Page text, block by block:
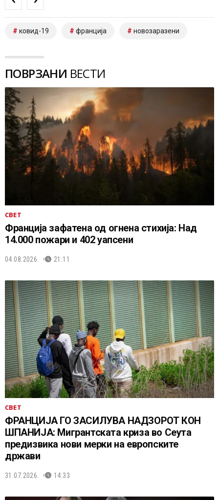
ковид-19 франција новозаразени
ПОВРЗАНИ ВЕСТИ
СВЕТ
Франција зафатена од огнена стихија: Над
14.000 пожари и 402 уапсени
04.08.2026. 21:11
СВЕТ
ФРАНЦИЈА ГО ЗАСИЛУВА НАДЗОРОТ КОН
ШПАНИЈА: Мигрантската криза во Сеута
предизвика нови мерки на европските
држави
31.07.2026. 14:33